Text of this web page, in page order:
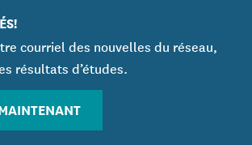
courriel des nouvelles du réseau,
résultats d’études.